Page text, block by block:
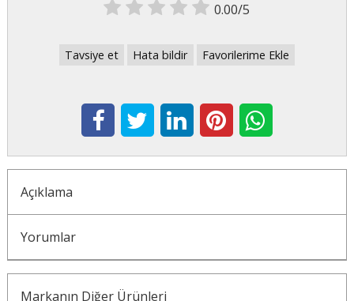
0.00/5
Tavsiye et Hata bildir Favorilerime Ekle
Açıklama
Yorumlar
Markanın Diğer Ürünleri